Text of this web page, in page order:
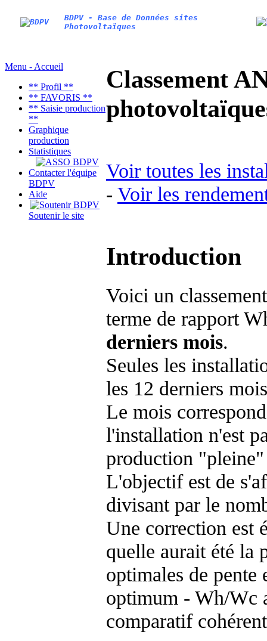
BDPV - Base de Données sites
Photovoltaïques
Menu - Accueil
** Profil **
** FAVORIS **
** Saisie production
**
Graphique
production
Statistiques
Contacter l'équipe
BDPV
Aide
Soutenir le site
Classement
Voir toutes les
- Voir les
Introduction
Voici un
terme de rapport
derniers mois.
Seules les
les 12 derniers
Le mois
l'installation n'est
production "pleine"
L'objectif est de
divisant par le
Une correction est
quelle aurait été la
optimales de
optimum - Wh/Wc
comparatif